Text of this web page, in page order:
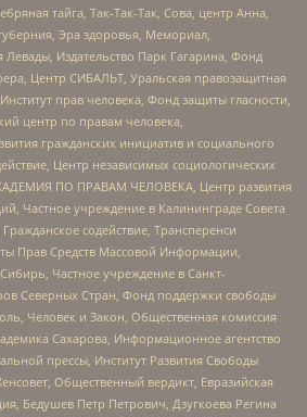
тайга, Так-Так-Так, Сова, центр Анна,
Эра здоровья, Мемориал,
Издательство Парк Гагарина, Фонд
Центр СИБАЛЬТ, Уральская правозащитная
прав человека, Фонд защиты гласности,
центр по правам человека,
гражданских инициатив и социального
Центр независимых социологических
ПО ПРАВАМ ЧЕЛОВЕКА, Центр развития
Частное учреждение в Калининграде Совета
содействие, Трансперенси
Прав Средств Массовой Информации,
Частное учреждение в Санкт-
Северных Стран, Фонд поддержки свободы
Человек и Закон, Общественная комиссия
Сахарова, Информационное агентство
прессы, Институт Развития Свободы
Общественный вердикт, Евразийская
Бедушев Петр Петрович, Дзугкоева Регина